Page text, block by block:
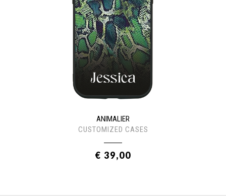
ANIMALIER
CUSTOMIZED CASES
€ 39,00